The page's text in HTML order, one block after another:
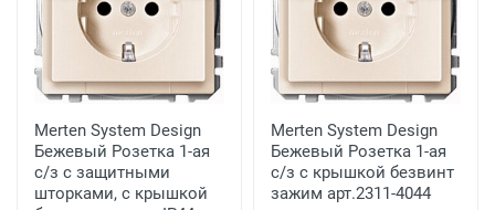
Merten System Design
Бежевый Розетка 1-ая
с/з с защитными
шторками, с крышкой
Merten System Design
Бежевый Розетка 1-ая
с/з с крышкой безвинт
зажим арт.2311-4044